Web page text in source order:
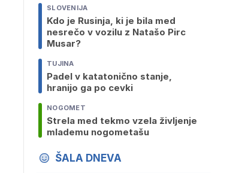
SLOVENIJA
Kdo je Rusinja, ki je bila med
nesrečo v vozilu z Natašo Pirc
Musar?
TUJINA
Padel v katatonično stanje,
hranijo ga po cevki
NOGOMET
Strela med tekmo vzela življenje
mlademu nogometašu
ŠALA DNEVA